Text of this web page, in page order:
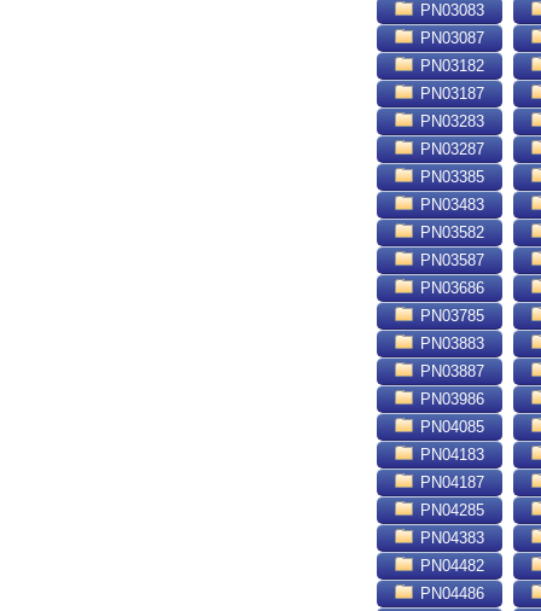
PN03083
PN03087
PN03182
PN03187
PN03283
PN03287
PN03385
PN03483
PN03582
PN03587
PN03686
PN03785
PN03883
PN03887
PN03986
PN04085
PN04183
PN04187
PN04285
PN04383
PN04482
PN04486